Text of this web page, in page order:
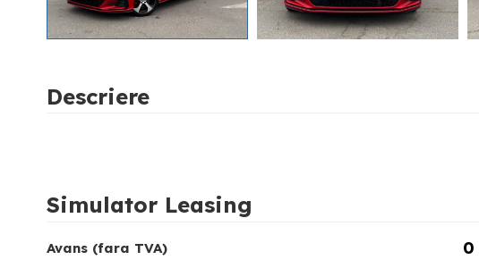
Descriere
Simulator Leasing
Avans (fara TVA) 0